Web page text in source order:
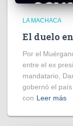
LA MACHACA
El duelo
Por el
entre el ex
mandatario,
gobernó el
con Leer más